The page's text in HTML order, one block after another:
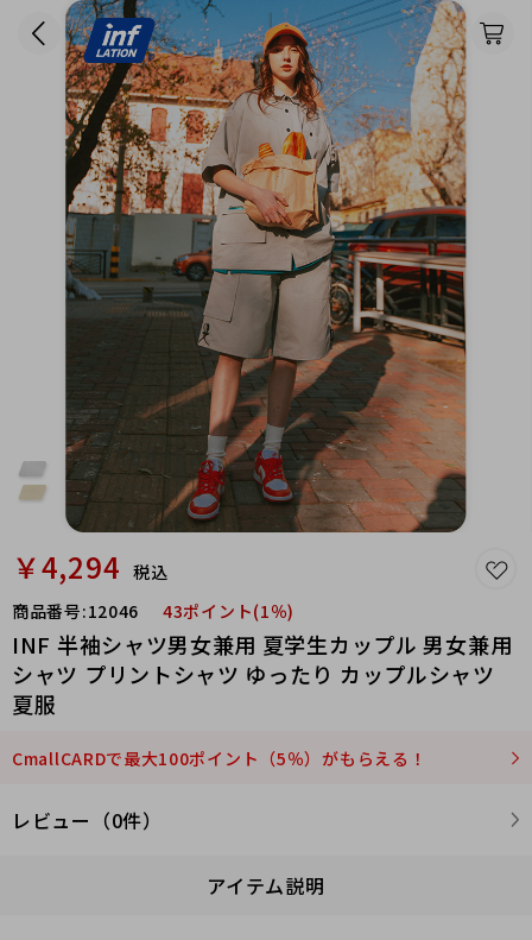
￥4,294 税込
商品番号:12046 43ポイント(1％)
INF 半袖シャツ男女兼用 夏学生カップル 男女兼用
シャツ プリントシャツ ゆったり カップルシャツ
夏服
CmallCARDで最大100ポイント（5％）がもらえる！
レビュー（0件）
アイテム説明